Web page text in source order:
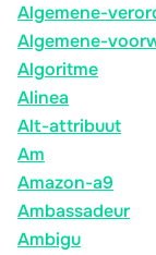
Algemene-
Algemene-
Algoritme
Alinea
Alt-attribuut
Am
Amazon-a9
Ambassadeur
Ambigu